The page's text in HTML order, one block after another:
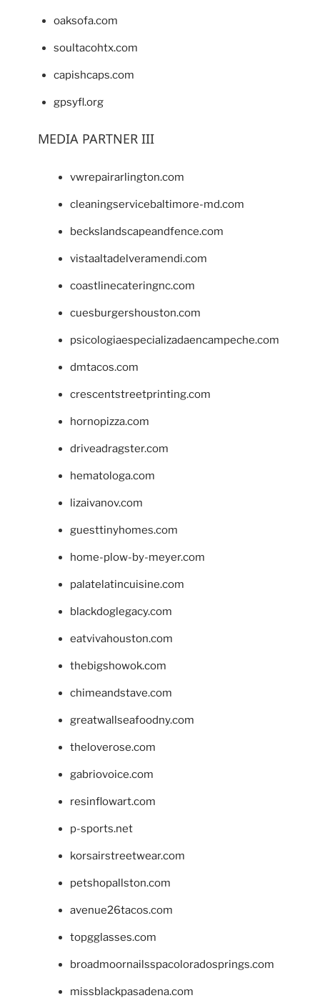
oaksofa.com
soultacohtx.com
capishcaps.com
gpsyfl.org
MEDIA PARTNER III
vwrepairarlington.com
cleaningservicebaltimore-md.com
beckslandscapeandfence.com
vistaaltadelveramendi.com
coastlinecateringnc.com
cuesburgershouston.com
psicologiaespecializadaencampeche.com
dmtacos.com
crescentstreetprinting.com
hornopizza.com
driveadragster.com
hematologa.com
lizaivanov.com
guesttinyhomes.com
home-plow-by-meyer.com
palatelatincuisine.com
blackdoglegacy.com
eatvivahouston.com
thebigshowok.com
chimeandstave.com
greatwallseafoodny.com
theloverose.com
gabriovoice.com
resinflowart.com
p-sports.net
korsairstreetwear.com
petshopallston.com
avenue26tacos.com
topgglasses.com
broadmoornailsspacoloradosprings.com
missblackpasadena.com